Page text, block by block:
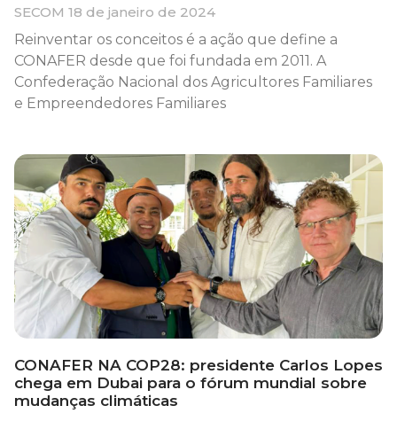
SECOM 18 de janeiro de 2024
Reinventar os conceitos é a ação que define a
CONAFER desde que foi fundada em 2011. A
Confederação Nacional dos Agricultores Familiares
e Empreendedores Familiares
CONAFER NA COP28: presidente Carlos Lopes
chega em Dubai para o fórum mundial sobre
mudanças climáticas